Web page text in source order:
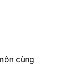
cùng